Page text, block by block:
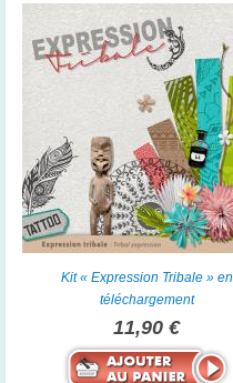
Kit « Expression Tribale » en
téléchargement
11,90 €